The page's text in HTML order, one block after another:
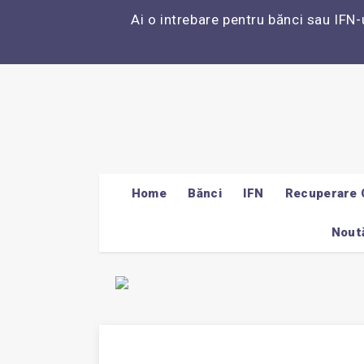
Ai o intrebare pentru bănci sau
Home Bănci IFN Recuperare